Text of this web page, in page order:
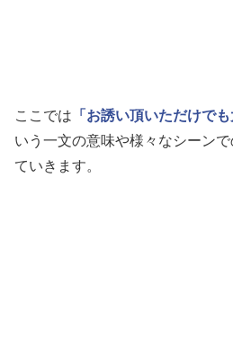
ここでは 「お誘い頂いただけで
いう一文の意味や様々なシーン
ていきます。